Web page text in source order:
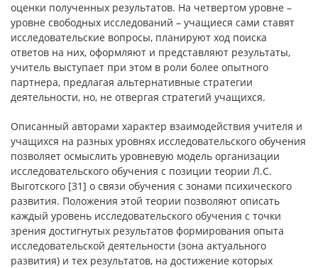
оценки полученных результатов. На четвертом уровне –
уровне свободных исследований – учащиеся сами ставят
исследовательские вопросы, планируют ход поиска
ответов на них, оформляют и представляют результаты,
учитель выступает при этом в роли более опытного
партнера, предлагая альтернативные стратегии
деятельности, но, не отвергая стратегий учащихся.
Описанный авторами характер взаимодействия учителя и
учащихся на разных уровнях исследовательского обучения
позволяет осмыслить уровневую модель организации
исследовательского обучения с позиции теории Л.С.
Выготского [31] о связи обучения с зонами психического
развития. Положения этой теории позволяют описать
каждый уровень исследовательского обучения с точки
зрения достигнутых результатов формирования опыта
исследовательской деятельности (зона актуального
развития) и тех результатов, на достижение которых